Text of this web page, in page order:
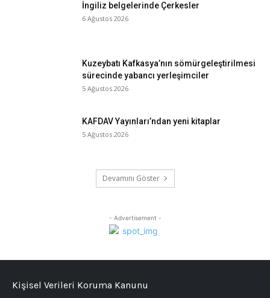
İngiliz belgelerinde Çerkesler
6 Ağustos 2026
Kuzeybatı Kafkasya’nın sömürgeleştirilmesi
sürecinde yabancı yerleşimciler
5 Ağustos 2026
KAFDAV Yayınları’ndan yeni kitaplar
5 Ağustos 2026
Devamını Göster
- Advertisement -
Kişisel Verileri Koruma Kanunu